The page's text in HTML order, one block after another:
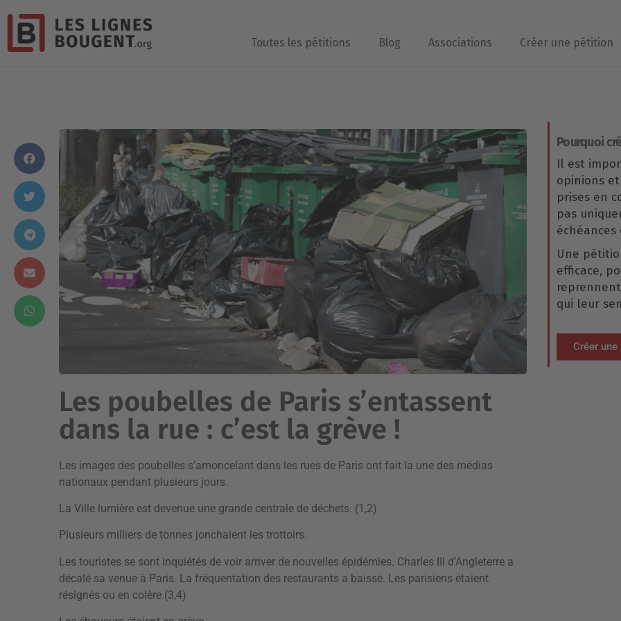
Toutes les pétitions Blog Associations Créer une pétition
Les poubelles de Paris s’entassent
dans la rue : c’est la grève !
Les images des poubelles s’amoncelant dans les rues de Paris ont fait la une des médias
nationaux pendant plusieurs jours.
La Ville lumière est devenue une grande centrale de déchets. (1,2)
Plusieurs milliers de tonnes jonchaient les trottoirs.
Les touristes se sont inquiétés de voir arriver de nouvelles épidémies. Charles III d’Angleterre a
décalé sa venue à Paris. La fréquentation des restaurants a baissé. Les parisiens étaient
résignés ou en colère (3,4)
Pourquoi
Il est
opinions
prises en
pas
Une
efficace,
qui leur
Créer